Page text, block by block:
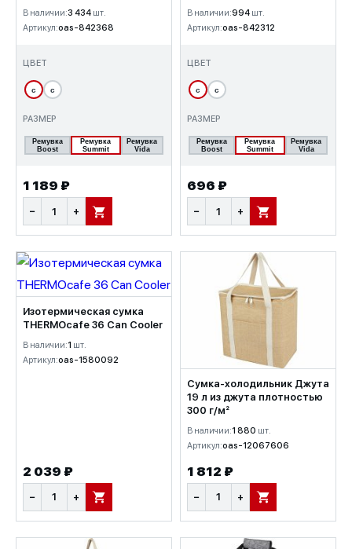
В наличии:3 434 шт.
Артикул:oas-842368
ЦВЕТ
с с
РАЗМЕР
Ремувка
Boost
Ремувка
Summit
Ремувка
Vida
1 189 ₽
− + В КОРЗИНУ
В наличии:994 шт.
Артикул:oas-842312
ЦВЕТ
с с
РАЗМЕР
Ремувка
Boost
Ремувка
Summit
Ремувка
Vida
696 ₽
− + В КОРЗИНУ
Изотермическая сумка
THERMOcafe 36 Can Cooler
В наличии:1 шт.
Артикул:oas-1580092
2 039 ₽
− + В КОРЗИНУ
Сумка-холодильник Джута
19 л из джута плотностью
300 г/м²
В наличии:1 880 шт.
Артикул:oas-12067606
1 812 ₽
− + В КОРЗИНУ